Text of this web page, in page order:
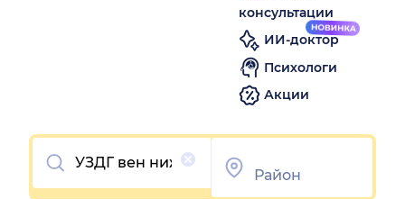
консультации
ИИ-доктор
Психологи
Акции
Очистить